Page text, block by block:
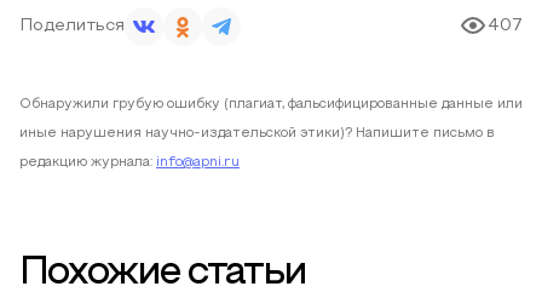
Поделиться 407
Обнаружили грубую ошибку (плагиат, фальсифицированные данные или
иные нарушения научно-издательской этики)? Напишите письмо в
редакцию журнала: info@apni.ru
Похожие статьи